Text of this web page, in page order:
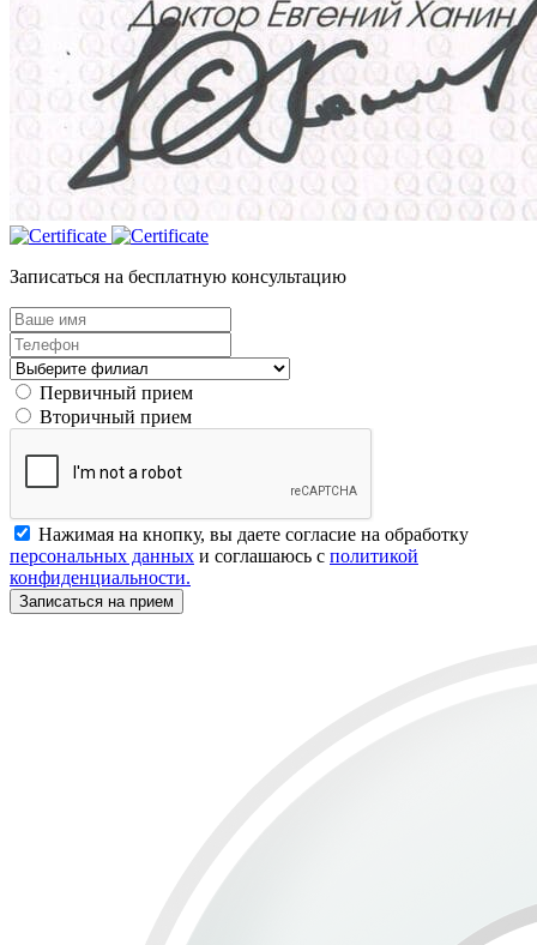
Записаться на бесплатную консультацию
Первичный прием
Вторичный прием
Нажимая на кнопку, вы даете согласие на обработку
персональных данных и соглашаюсь с политикой
конфиденциальности.
Записаться на прием